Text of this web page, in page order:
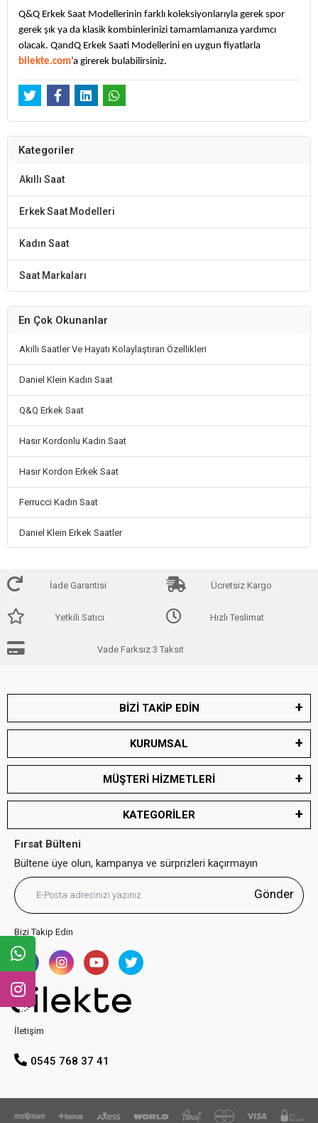
Q&Q Erkek Saat Modellerinin farklı koleksiyonlarıyla gerek spor
gerek şık ya da klasik kombinlerinizi tamamlamanıza yardımcı
olacak. QandQ Erkek Saati Modellerini en uygun fiyatlarla
bilekte.com’a girerek bulabilirsiniz.
Kategoriler
Akıllı Saat
Erkek Saat Modelleri
Kadın Saat
Saat Markaları
En Çok Okunanlar
Akıllı Saatler Ve Hayatı Kolaylaştıran Özellikleri
Daniel Klein Kadın Saat
Q&Q Erkek Saat
Hasır Kordonlu Kadın Saat
Hasır Kordon Erkek Saat
Ferrucci Kadın Saat
Daniel Klein Erkek Saatler
İade Garantisi Ücretsiz Kargo
Yetkili Satıcı Hızlı Teslimat
Vade Farksız 3 Taksit
BİZİ TAKİP EDİN
KURUMSAL
MÜŞTERİ HİZMETLERİ
KATEGORİLER
Fırsat Bülteni
Bültene üye olun, kampanya ve sürprizleri kaçırmayın
Gönder
Bizi Takip Edin
İletişim
0545 768 37 41